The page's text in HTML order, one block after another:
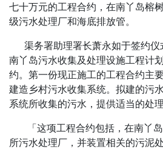
七十万元的工程合约，在南丫岛榕
级污水处理厂和海底排放管。
渠务署助理署长萧永如于签约仪
南丫岛污水收集及处理设施工程计
约。第一份现正施工的工程合约主
建造乡村污水收集系统。拟建的污
系统所收集的污水，提供适当的处
「这项工程合约包括，在南丫岛
所污水处理厂，并装置相关的污泥